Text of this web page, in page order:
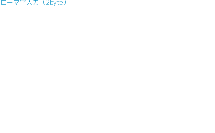
ローマ字入力（2byte）